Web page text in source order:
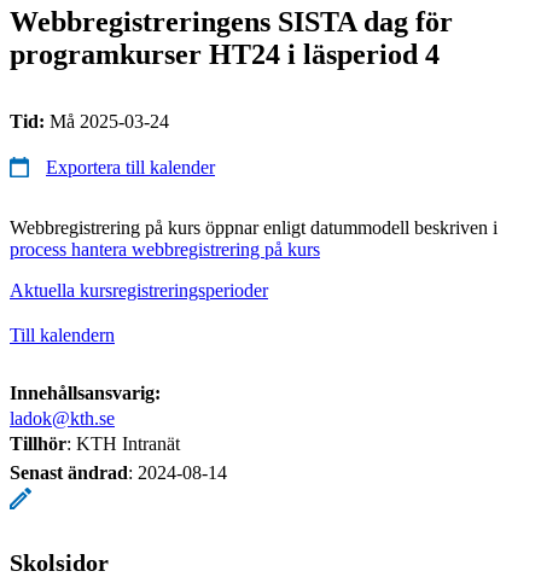
Webbregistreringens SISTA dag för
programkurser HT24 i läsperiod 4
Tid: Må 2025-03-24
Exportera till kalender
Webbregistrering på kurs öppnar enligt datummodell beskriven i
process hantera webbregistrering på kurs
Aktuella kursregistreringsperioder
Till kalendern
Innehållsansvarig:
ladok@kth.se
Tillhör: KTH Intranät
Senast ändrad: 2024-08-14
Skolsidor